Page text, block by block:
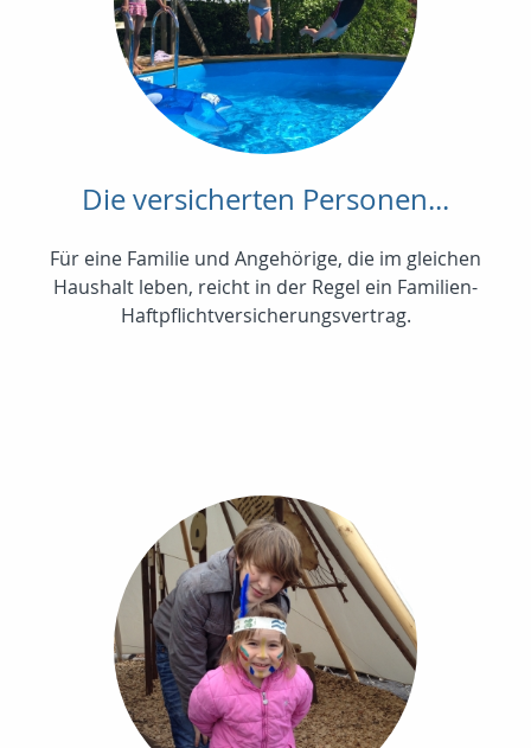
Die versicherten Personen...
Für eine Familie und Angehörige, die im gleichen
Haushalt leben, reicht in der Regel ein Familien-
Haftpflichtversicherungsvertrag.